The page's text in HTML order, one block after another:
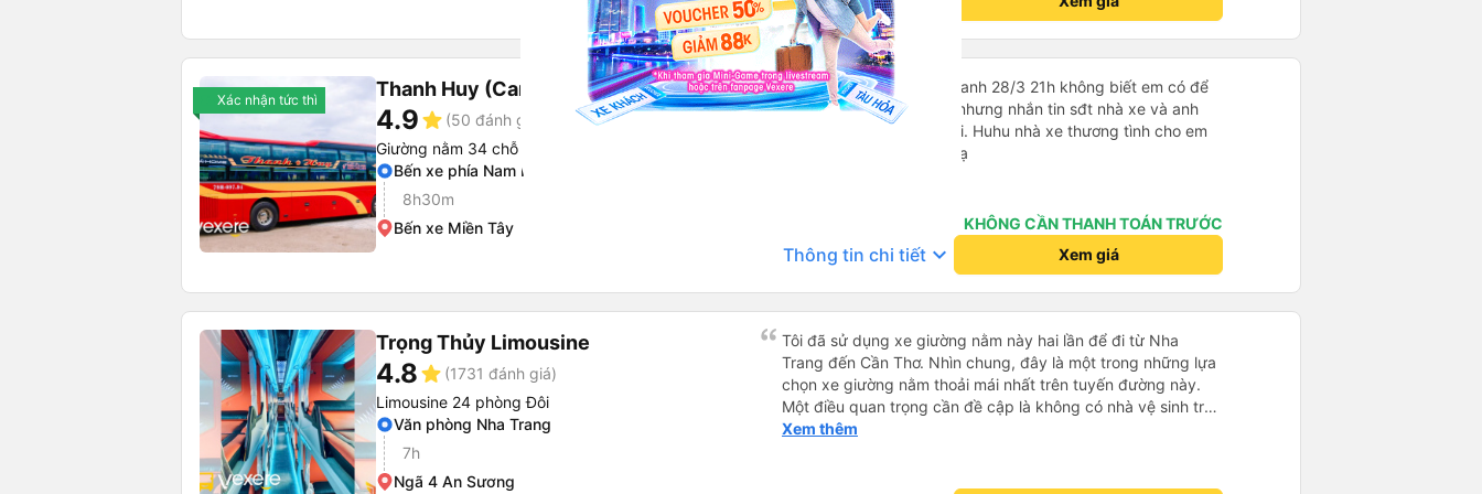
Xác nhận tức thì Thanh Huy (Cam Ranh)
4.9star (50 đánh giá)
Giường nằm 34 chỗ
Bến xe phía Nam Nha Trang
8h30m
Bến xe Miền Tây
Mình đi chuyến sg-cam ranh 28/3 21h không biết em có để
quên cái AirPods không nhưng nhắn tin sđt nhà xe và anh
phụ xe thì không ai trả lời. Huhu nhà xe thương tình cho em
tìm cái AirPods như hình ạ
KHÔNG CẦN THANH TOÁN TRƯỚC
Thông tin chi tiết keyboard_arrow_down Xem giá
Trọng Thủy Limousine
4.8star (1731 đánh giá)
Limousine 24 phòng Đôi
Văn phòng Nha Trang
7h
Ngã 4 An Sương
Tôi đã sử dụng xe giường nằm này hai lần để đi từ Nha
Trang đến Cần Thơ. Nhìn chung, đây là một trong những lựa
chọn xe giường nằm thoải mái nhất trên tuyến đường này.
Một điều quan trọng cần đề cập là không có nhà vệ sinh trên
xe, điều này có thể gây khó chịu trên một hành trình dài
Xem thêm